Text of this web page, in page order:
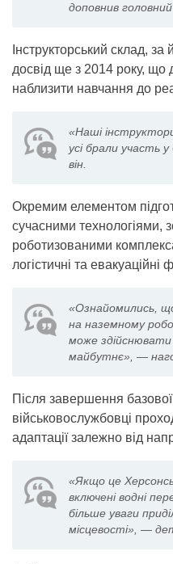
доповнив
Інструкторський склад,
досвід ще з 2014 року, що
наблизити навчання до
«Наші
усі брали участь
він.
Окремим елементом
сучасними технологіями,
роботизованими
логістичні та евакуаційні
«Ознайомились,
на наземному
може
майбутнє», —
Після завершення базової
військовослужбовці
адаптації залежно від
«Якщо це
включені водні
більше уваги
місцевості», —